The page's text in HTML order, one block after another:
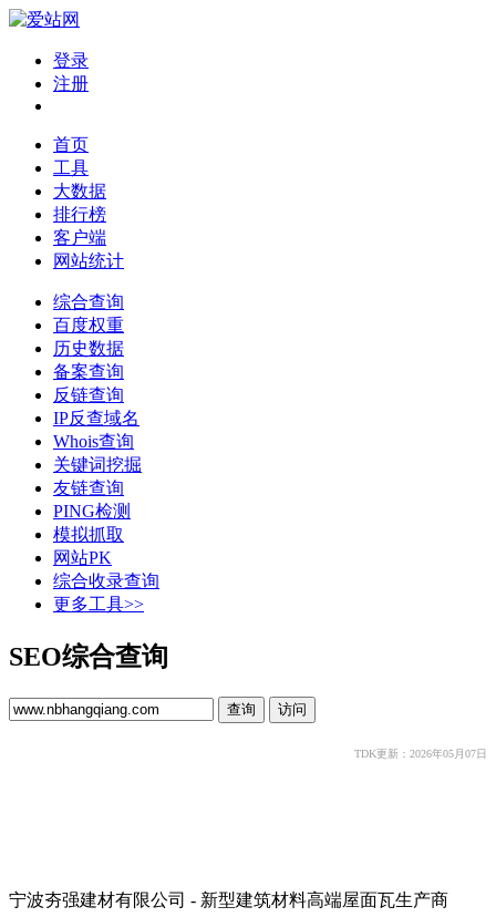
登录
注册
首页
工具
大数据
排行榜
客户端
网站统计
综合查询
百度权重
历史数据
备案查询
反链查询
IP反查域名
Whois查询
关键词挖掘
友链查询
PING检测
模拟抓取
网站PK
综合收录查询
更多工具>>
SEO综合查询
TDK更新：2026年05月07日
宁波夯强建材有限公司 - 新型建筑材料高端屋面瓦生产商